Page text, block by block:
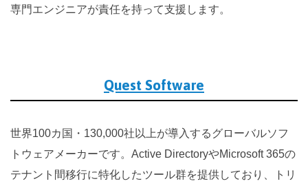
専門エンジニアが責任を持って支援します。
Quest Software
世界100カ国・130,000社以上が導入するグローバルソフ
トウェアメーカーです。Active DirectoryやMicrosoft 365の
テナント間移行に特化したツール群を提供しており、トリ